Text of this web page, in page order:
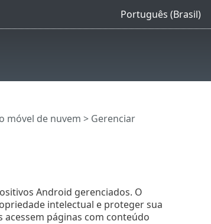
Português (Brasil)
móvel de nuvem > Gerenciar
Android gerenciados. O
intelectual e proteger sua
páginas com conteúdo